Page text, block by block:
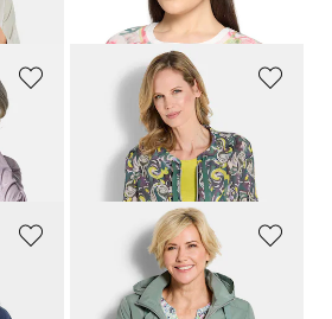
Blouson en pure viscose
99,00 CHF179,00 CHF
GOLDNER
Veste à capuche amovible